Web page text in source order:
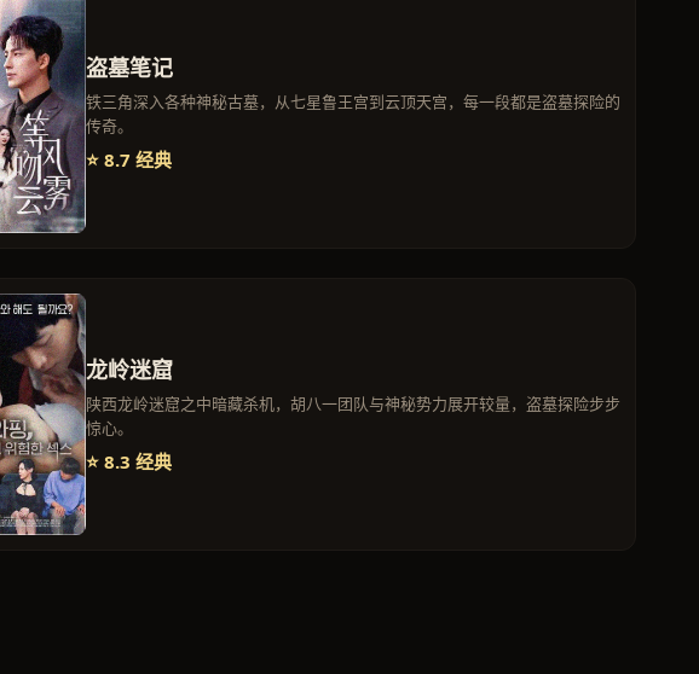
盗墓笔记
铁三角深入各种神秘古墓，从七星鲁王宫到云顶天宫，每一段都是盗墓探险的
传奇。
⭐ 8.7 经典
龙岭迷窟
陕西龙岭迷窟之中暗藏杀机，胡八一团队与神秘势力展开较量，盗墓探险步步
惊心。
⭐ 8.3 经典